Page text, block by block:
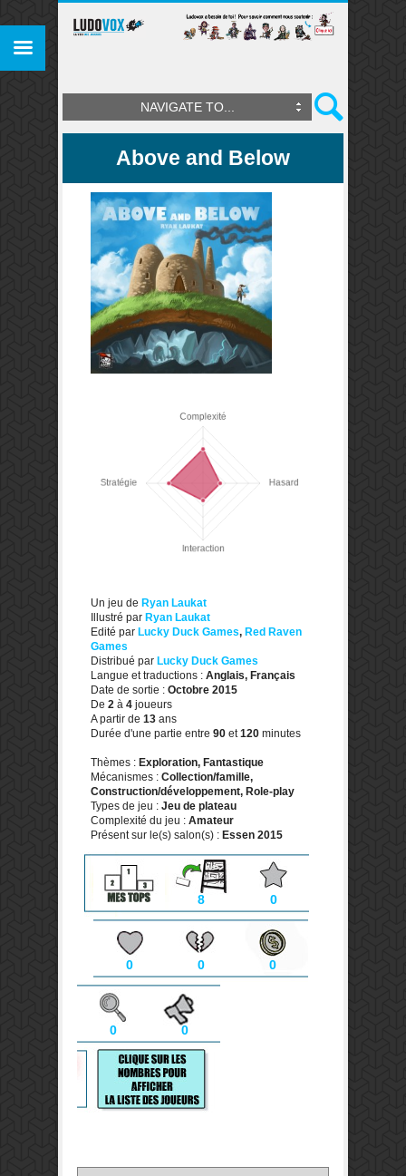
NAVIGATE TO...
Above and Below
Un jeu de Ryan Laukat
Illustré par Ryan Laukat
Edité par Lucky Duck Games, Red Raven
Games
Distribué par Lucky Duck Games
Langue et traductions : Anglais, Français
Date de sortie : Octobre 2015
De 2 à 4 joueurs
A partir de 13 ans
Durée d'une partie entre 90 et120 minutes
Thèmes : Exploration, Fantastique
Mécanismes : Collection/famille,
Construction/développement, Role-play
Types de jeu : Jeu de plateau
Complexité du jeu : Amateur
Présent sur le(s) salon(s) : Essen 2015
8 0
0 0 0
0 0